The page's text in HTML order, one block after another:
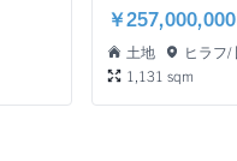
￥257,000,000
土地
ヒラフ/
1,131 sqm